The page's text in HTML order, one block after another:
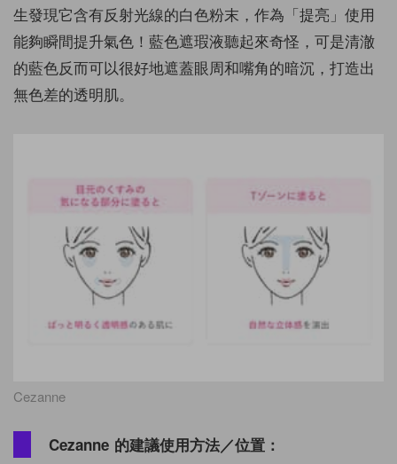
生發現它含有反射光線的白色粉末，作為「提亮」使用
能夠瞬間提升氣色！藍色遮瑕液聽起來奇怪，可是清澈
的藍色反而可以很好地遮蓋眼周和嘴角的暗沉，打造出
無色差的透明肌。
Cezanne
Cezanne 的建議使用方法／位置：